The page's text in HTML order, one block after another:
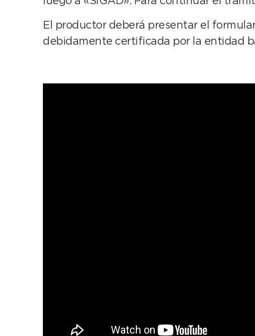
El productor deberá presentar el
debidamente certificada por la entidad